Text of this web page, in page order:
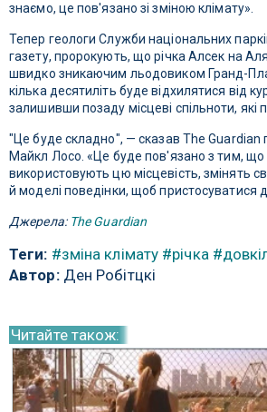
знаємо, це пов'язано зі зміною клімату».
Тепер геологи Служби національних
газету, пророкують, що річка Алсек на
швидко зникаючим льодовиком Гранд-
кілька десятиліть буде відхилятися від
залишивши позаду місцеві спільноти, які
"Це буде складно", — сказав The Guardian
Майкл Лосо. «Це буде пов'язано з тим, що
використовують цю місцевість, змінять
й моделі поведінки, щоб пристосуватися
Джерела: The Guardian
Теги: #зміна клімату #річка
Автор:Ден Робітцкі
Читайте також: